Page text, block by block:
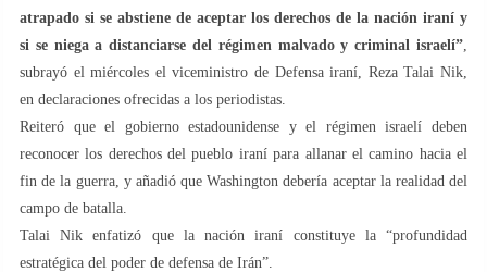
atrapado si se abstiene de aceptar los derechos de la nación iraní y
si se niega a distanciarse del régimen malvado y criminal israelí”
subrayó el miércoles el viceministro de Defensa iraní, Reza Talai Nik,
en declaraciones ofrecidas a los periodistas.
Reiteró que el gobierno estadounidense y el régimen israelí deben
reconocer los derechos del pueblo iraní para allanar el camino hacia el
fin de la guerra, y añadió que Washington debería aceptar la realidad del
campo de batalla.
Talai Nik enfatizó que la nación iraní constituye la “profundidad
estratégica del poder de defensa de Irán”.